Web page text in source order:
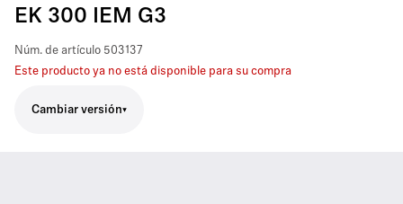
EK 300 IEM G3
Núm. de artículo 503137
Este producto ya no está disponible para su compra
Cambiar versión